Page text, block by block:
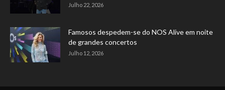
Julho 22, 2026
Famosos despedem-se do NOS Alive em noite
de grandes concertos
Julho 12, 2026